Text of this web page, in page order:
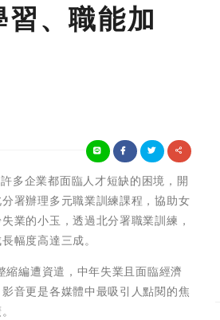
、職能加
多企業都面臨人才短缺的困境，開
署辦理多元職業訓練課程，協助女
業的小玉，透過北分署職業訓練，
幅度高達三成。
編遭資遣，中年失業且面臨經濟
音更是各媒體中最吸引人點閱的焦